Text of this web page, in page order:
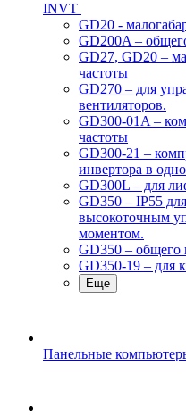
INVT
GD20 -
GD200A –
GD27, GD20 –
частоты
GD270 – для
вентиляторов.
GD300-01A –
частоты
GD300-21 –
инвертора в
GD300L – для
GD350 – IP55
высокоточным
моментом.
GD350 – общего
GD350-19 – для
Еще
Панельные